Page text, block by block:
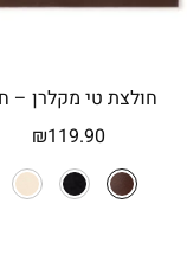
חולצת טי מקלרן –
₪119.90